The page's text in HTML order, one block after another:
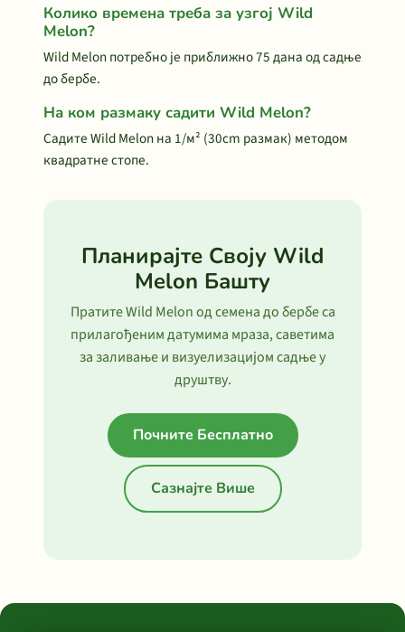
Колико времена треба за узгој Wild
Melon?
Wild Melon потребно је приближно 75 дана од садње
до бербе.
На ком размаку садити Wild Melon?
Садите Wild Melon на 1/м² (30cm размак) методом
квадратне стопе.
Планирајте Своју Wild
Melon Башту
Пратите Wild Melon од семена до бербе са
прилагођеним датумима мраза, саветима
за заливање и визуелизацијом садње у
друштву.
Почните Бесплатно
Сазнајте Више